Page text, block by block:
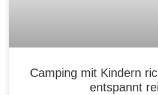
Camping mit Kindern
entspannt